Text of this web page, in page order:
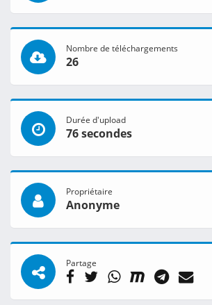
Nombre de téléchargements
26
Durée d'upload
76 secondes
Propriétaire
Anonyme
Partage